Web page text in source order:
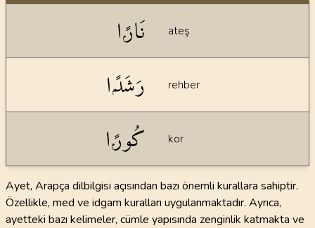
نَارًۭا ateş
رَشَدًۭا rehber
كُورًۭا kor
Ayet, Arapça dilbilgisi açısından bazı önemli kurallara sahiptir.
Özellikle, med ve idgam kuralları uygulanmaktadır. Ayrıca,
ayetteki bazı kelimeler, cümle yapısında zenginlik katmakta ve